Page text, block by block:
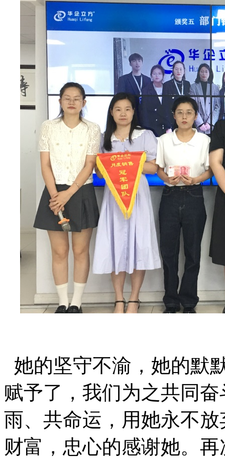
她的坚守不渝，她的默
赋予了，我们为之共同
雨、共命运，用她永不
财富，忠心的感谢她。